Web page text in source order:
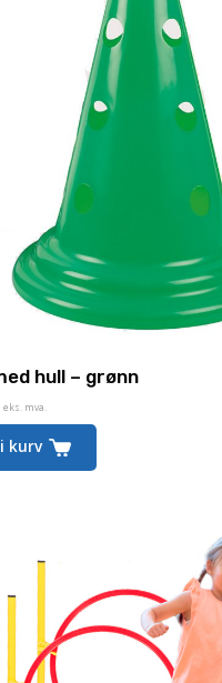
hull – grønn
eks. mva.
kurv